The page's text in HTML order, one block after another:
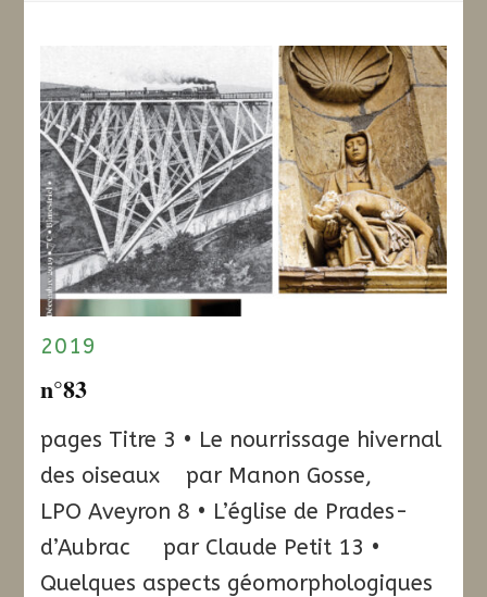
2019
n°83
pages Titre 3 • Le nourrissage hivernal
des oiseaux par Manon Gosse,
LPO Aveyron 8 • L’église de Prades-
d’Aubrac par Claude Petit 13 •
Quelques aspects géomorphologiques